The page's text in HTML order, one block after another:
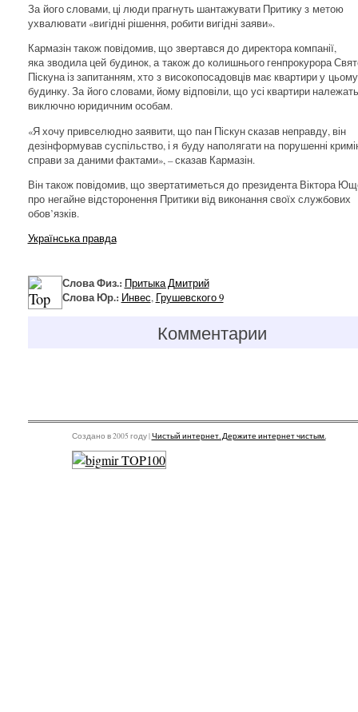
За його словами, ці люди прагнуть шантажувати Притику з метою
ухвалювати «вигідні рішення, робити вигідні заяви».
Кармазін також повідомив, що звертався до директора компанії,
яка зводила цей будинок, а також до колишнього генпрокурора
Піскуна із запитанням, хто з високопосадовців має квартири у цьому
будинку. За його словами, йому відповіли, що усі квартири належать
виключно юридичним особам.
«Я хочу привселюдно заявити, що пан Піскун сказав неправду, він
дезінформував суспільство, і я буду наполягати на порушенні
справи за даними фактами», – сказав Кармазін.
Він також повідомив, що звертатиметься до президента Віктора
про негайне відсторонення Притики від виконання своїх службових
обов’язків.
Українська правда
Слова Физ.: Притыка Дмитрий
Слова Юр.: Инвес, Грушевского 9
Комментарии
Создано в 2005 году |Чистый интернет. Держите интернет чистым.